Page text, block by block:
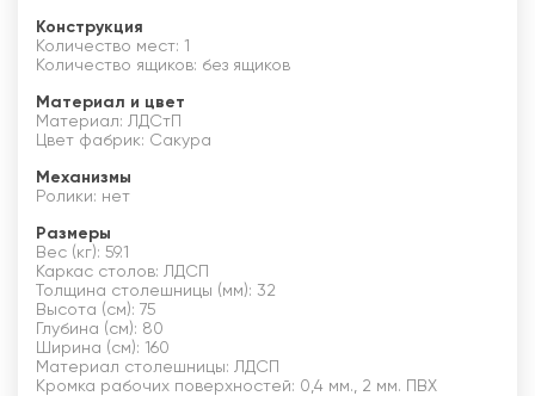
Конструкция
Количество мест: 1
Количество ящиков: без ящиков
Материал и цвет
Материал: ЛДСтП
Цвет фабрик: Сакура
Механизмы
Ролики: нет
Размеры
Вес (кг): 59.1
Каркас столов: ЛДСП
Толщина столешницы (мм): 32
Высота (см): 75
Глубина (см): 80
Ширина (см): 160
Материал столешницы: ЛДСП
Кромка рабочих поверхностей: 0,4 мм., 2 мм. ПВХ